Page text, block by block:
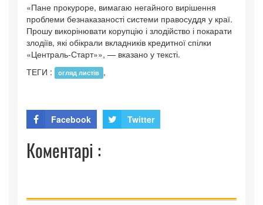
«Пане прокуроре, вимагаю негайного вирішення
проблеми безнаказаності системи правосуддя у краї.
Прошу викорінювати корупцію і злодійство і покарати
злодіїв, які обікрали вкладників кредитної спілки
«Централь-Старт»», — вказано у тексті.
ТЕГИ :
огляд листів ,
Facebook Twitter
Коментарі :